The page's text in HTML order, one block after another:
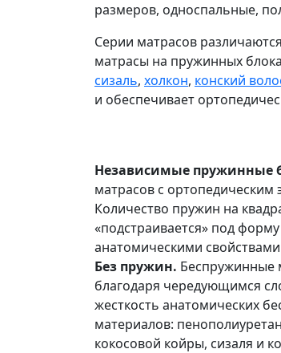
размеров, односпальные,
Серии матрасов различаются
матрасы на пружинных
сизаль, холкон, конский
и обеспечивает
Независимые пружинные
матрасов с
Количество пружин на
«подстраивается» под
анатомическими
Без пружин. Беспружинные
благодаря чередующимся
жесткость анатомических
материалов:
кокосовой койры, сизаля и